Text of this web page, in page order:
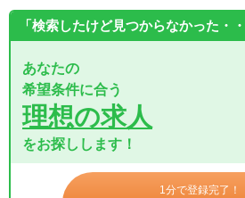
「検索したけど見つからなかった・・
あなたの
希望条件に合う
理想の求人
をお探しします！
1分で登録完了！